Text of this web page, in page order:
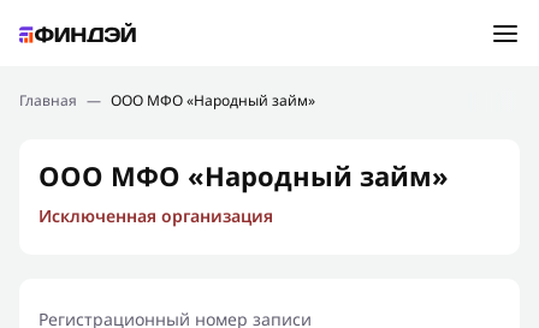
Подбор займа
Новости
Финансовое просвещение
Главная — ООО МФО «Народный займ»
ООО МФО «Народный займ»
Исключенная организация
Регистрационный номер записи
Ошибка:Контактная форма не найдена.
Спасибо, что написали нам
Мы свяжемся с Вами в ближайшее время и сообщим
результат
Отправить новый запрос